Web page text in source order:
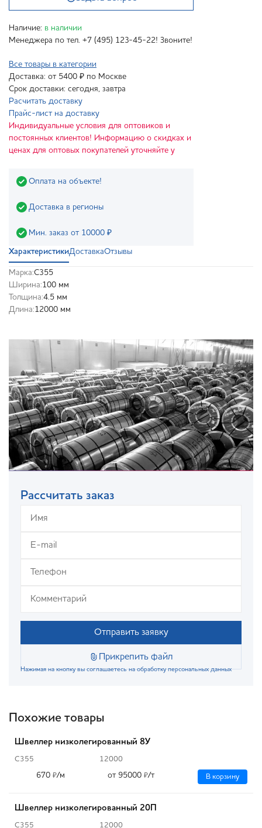
Наличие: в наличии
Менеджера по тел. +7 (495) 123-45-22! Звоните!
Все товары в категории
Доставка: от 5400 ₽ по Москве
Срок доставки: сегодня, завтра
Расчитать доставку
Прайс-лист на доставку
Индивидуальные условия для оптовиков и
постоянных клиентов! Информацию о скидках и
ценах для оптовых покупателей уточняйте у
Оплата на объекте!
Доставка в регионы
Мин. заказ от 10000 ₽
ХарактеристикиДоставкаОтзывы
Марка:С355
Ширина:100 мм
Толщина:4.5 мм
Длина:12000 мм
Рассчитать заказ
Отправить заявку
Прикрепить файл
Нажимая на кнопку вы соглашаетесь на обработку персональных данных
Похожие товары
Швеллер низколегированный 8У
С355 12000
670 ₽/м от 95000 ₽/т В корзину
Швеллер низколегированный 20П
С355 12000